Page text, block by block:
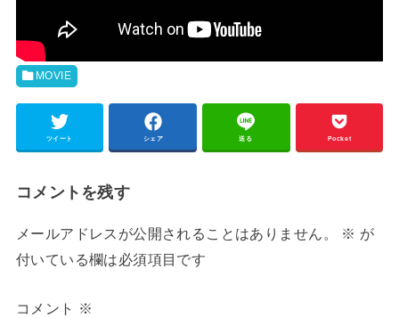
MOVIE
ツイート シェア 送る Pocket
コメントを残す
メールアドレスが公開されることはありません。 ※ が
付いている欄は必須項目です
コメント ※